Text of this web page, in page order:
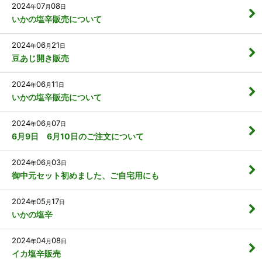
2024年07月08日
いかの塩辛販売について
2024年06月 21日
豆あじ開き販売
2024年06月11日
いかの塩辛販売について
2024年06月07日
6月9日 6月10日のご注文について
2024年06月03日
御中元セット初めました、ご自宅用にも
2024年05 月17日
いかの塩辛
2024年04月08日
イカ塩辛販売